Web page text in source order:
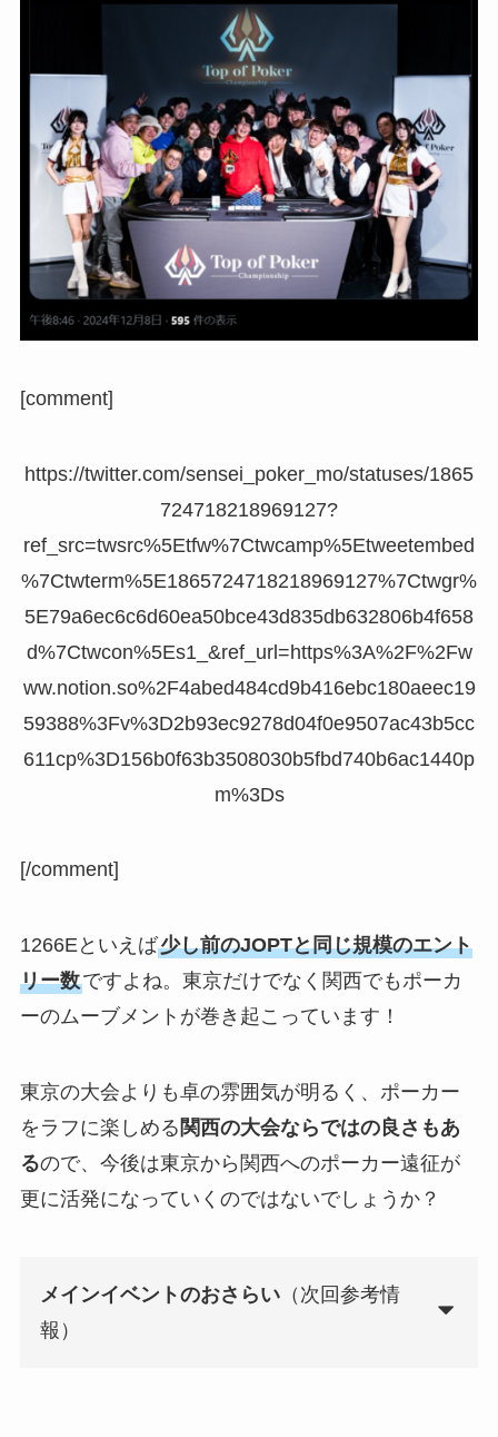
[comment]
https://twitter.com/sensei_poker_mo/statuses/1865
724718218969127?
ref_src=twsrc%5Etfw%7Ctwcamp%5Etweetembed
%7Ctwterm%5E1865724718218969127%7Ctwgr%
5E79a6ec6c6d60ea50bce43d835db632806b4f658
d%7Ctwcon%5Es1_&ref_url=https%3A%2F%2Fw
ww.notion.so%2F4abed484cd9b416ebc180aeec19
59388%3Fv%3D2b93ec9278d04f0e9507ac43b5cc
611cp%3D156b0f63b3508030b5fbd740b6ac1440p
m%3Ds
[/comment]
1266Eといえば少し前のJOPTと同じ規模のエント
リー数ですよね。東京だけでなく関西でもポーカ
ーのムーブメントが巻き起こっています！
東京の大会よりも卓の雰囲気が明るく、ポーカー
をラフに楽しめる 関西の大会ならではの良さもあ
るので、今後は東京から関西へのポーカー遠征が
更に活発になっていくのではないでしょうか？
メインイベントのおさらい（次回参考情
報）